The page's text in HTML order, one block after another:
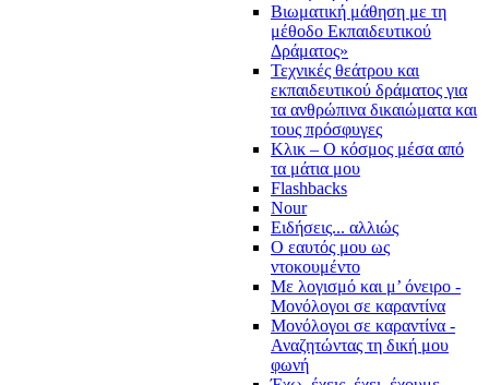
Βιωματική μάθηση με τη
μέθοδο Εκπαιδευτικού
Δράματος»
Τεχνικές θεάτρου και
εκπαιδευτικού δράματος για
τα ανθρώπινα δικαιώματα και
τους πρόσφυγες
Κλικ – Ο κόσμος μέσα από
τα μάτια μου
Flashbacks
Nour
Ειδήσεις... αλλιώς
Ο εαυτός μου ως
ντοκουμέντο
Με λογισμό και μ’ όνειρο -
Μονόλογοι σε καραντίνα
Μονόλογοι σε καραντίνα -
Αναζητώντας τη δική μου
φωνή